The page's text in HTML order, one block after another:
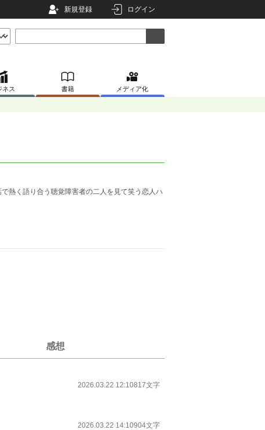
新規登録 ログイン
ネス 書籍 メディア化
熱く語り合う聴覚障害者の二人を見て笑う恋人ハ
感想
2026.03.22 12:10817文字
2026.03.22 14:10904文字